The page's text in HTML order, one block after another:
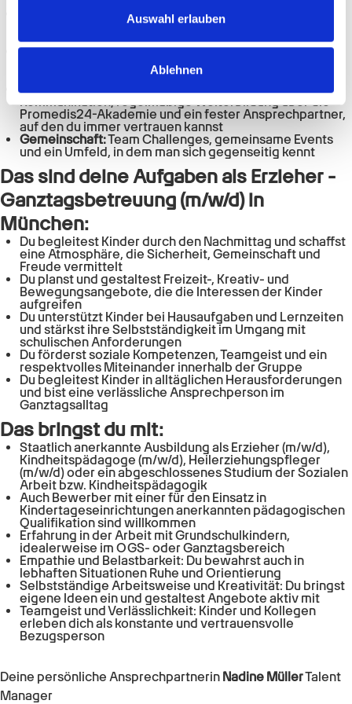
zu können und die Zugriffe auf unsere Website zu
soziale Medien, Werbung und Analysen weiter. Unsere
Partner führen diese Informationen möglicherweise mit
weiteren Daten zusammen, die Sie ihnen bereitgestellt
haben oder die sie im Rahmen Ihrer Nutzung der Dienste
gesammelt haben.
Auswahl erlauben
Ablehnen
Deutschlandticket oder
Fahrkostenzuschuss, ein faires Arbeitszeitkonto für all
deine Überstunden und frei an deinem Geburtstag
Gesundheit & Ausgleich:Wellhub-Mitgliedschaft für
Sport & Bewegung sowie mentale Unterstützung und
Stressprävention nach deinem Bedarf
Wachstum & Support:Schulungen in gewaltfreier
Kommunikation, regelmäßige Weiterbildung über die
Promedis24-Akademie und ein fester Ansprechpartner,
auf den du immer vertrauen kannst
Gemeinschaft:Team Challenges, gemeinsame Events
und ein Umfeld, in dem man sich gegenseitig kennt
Das sind deine Aufgaben als Erzieher -
Ganztagsbetreuung (m/w/d)in
München:
Du begleitest Kinder durch den Nachmittag und schaffst
eine Atmosphäre, die Sicherheit, Gemeinschaft und
Freude vermittelt
Du planst und gestaltest Freizeit-, Kreativ- und
Bewegungsangebote, die die Interessen der Kinder
aufgreifen
Du unterstützt Kinder bei Hausaufgaben und Lernzeiten
und stärkst ihre Selbstständigkeit im Umgang mit
schulischen Anforderungen
Du förderst soziale Kompetenzen, Teamgeist und ein
respektvolles Miteinander innerhalb der Gruppe
Du begleitest Kinder in alltäglichen Herausforderungen
und bist eine verlässliche Ansprechperson im
Ganztagsalltag
Das bringst du mit:
Staatlich anerkannte Ausbildung als Erzieher (m/w/d),
Kindheitspädagoge (m/w/d), Heilerziehungspfleger
(m/w/d) oder ein abgeschlossenes Studium der Sozialen
Arbeit bzw. Kindheitspädagogik
Auch Bewerber mit einer für den Einsatz in
Kindertageseinrichtungen anerkannten pädagogischen
Qualifikation sind willkommen
Erfahrung in der Arbeit mit Grundschulkindern,
idealerweise im OGS- oder Ganztagsbereich
Empathie und Belastbarkeit: Du bewahrst auch in
lebhaften Situationen Ruhe und Orientierung
Selbstständige Arbeitsweise und Kreativität: Du bringst
eigene Ideen ein und gestaltest Angebote aktiv mit
Teamgeist und Verlässlichkeit: Kinder und Kollegen
erleben dich als konstante und vertrauensvolle
Bezugsperson
Deine persönliche Ansprechpartnerin Nadine MüllerTalent
Manager